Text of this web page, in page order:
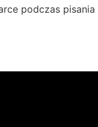
podczas pisania